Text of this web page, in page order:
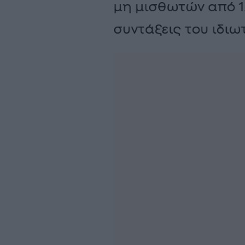
μη μισθωτών από
συντάξεις του